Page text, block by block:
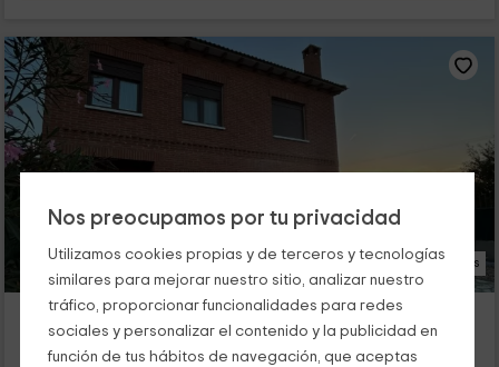
Nos preocupamos por tu privacidad
Utilizamos cookies propias y de terceros y tecnologías
similares para mejorar nuestro sitio, analizar nuestro
tráfico, proporcionar funcionalidades para redes
sociales y personalizar el contenido y la publicidad en
función de tus hábitos de navegación, que aceptas
32 Fotos
Casa Rural Alaejos
Alojamiento ubicado a 13.8km de Fresno El Viejo